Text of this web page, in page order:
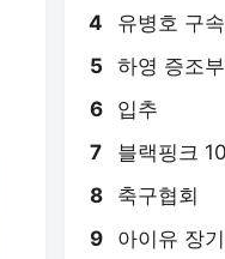
4 유병호 구
5 하영 증조
6 입추
7 블랙핑크
8 축구협회
9 아이유 장